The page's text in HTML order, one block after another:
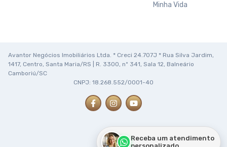
Minha Vida
Avantor Negócios Imobiliários Ltda. * Creci 24.707J * Rua Silva Jardim,
1417, Centro, Santa Maria/RS | R. 3300, nº 341, Sala 12, Balneário
Camboriú/SC
CNPJ: 18.268.552/0001-40
Receba um atendimento